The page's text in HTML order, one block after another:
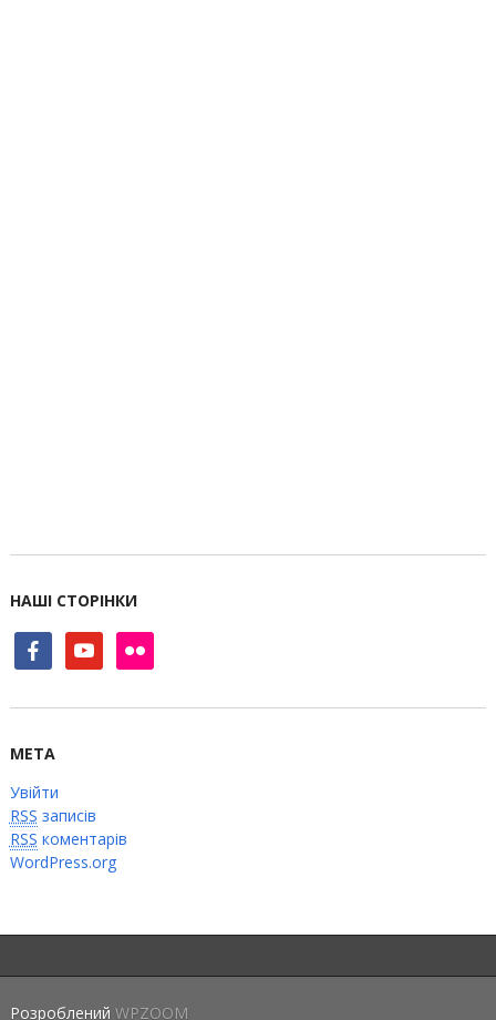
НАШІ СТОРІНКИ
facebookyoutube flickr
МЕТА
Увійти
RSS записів
RSS коментарів
WordPress.org
Розроблений WPZOOM